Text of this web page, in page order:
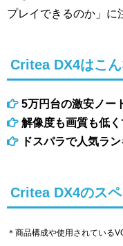
プレイできるのか」に
Critea DX4はこん
5万円台の激安ノー
解像度も画質も低
ドスパラで人気ラ
Critea DX4のス
＊商品構成や使用されている